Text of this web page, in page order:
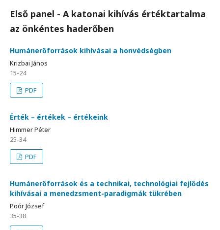
Első panel - A katonai kihívás értéktartalma
az önkéntes haderőben
Humánerőforrások kihívásai a honvédségben
Krizbai János
15-24
PDF
Érték – értékek – értékeink
Himmer Péter
25-34
PDF
Humánerőforrások és a technikai, technológiai fejlődés
kihívásai a menedzsment-paradigmák tükrében
Poór József
35-38